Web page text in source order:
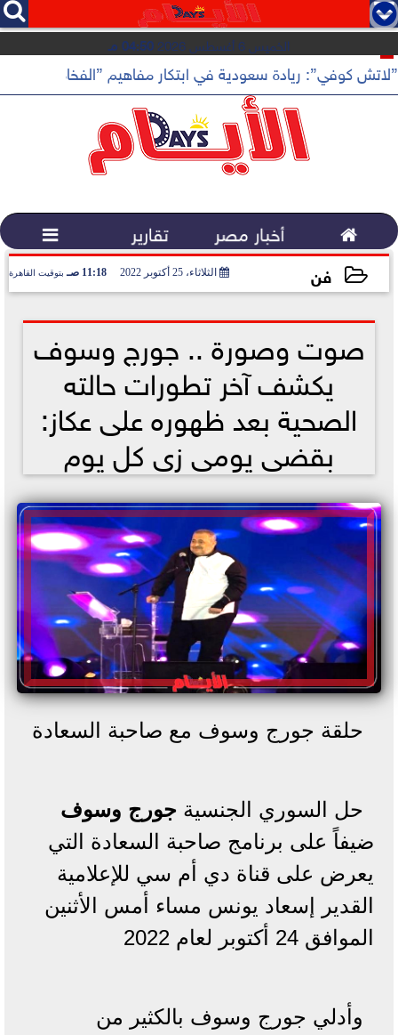
   
الخميس 6 أغسطس 2026 04:50 مـ
”لاتش كوفي”: ريادة سعودية في ابتكار مفاهيم ”الفخامة
 أخبار مصر تقارير 
فن الثلاثاء، 25 أكتوبر 2022 11:18 صـ بتوقيت القاهرة
صوت وصورة .. جورج وسوف
يكشف آخر تطورات حالته
الصحية بعد ظهوره على عكاز:
بقضى يومى زى كل يوم
حلقة جورج وسوف مع صاحبة السعادة
حل السوري الجنسية جورج وسوف
ضيفاً على برنامج صاحبة السعادة التي
يعرض على قناة دي أم سي للإعلامية
القدير إسعاد يونس مساء أمس الأثنين
الموافق 24 أكتوبر لعام 2022
وأدلي جورج وسوف بالكثير من